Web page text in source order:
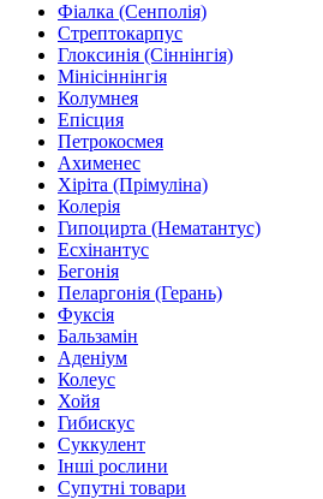
Фіалка (Сенполія)
Стрептокарпус
Глоксинія (Сіннінгія)
Мінісіннінгія
Колумнея
Епісция
Петрокосмея
Ахименес
Хіріта (Прімуліна)
Колерія
Гипоцирта (Нематантус)
Есхінантус
Бегонія
Пеларгонія (Герань)
Фуксія
Бальзамін
Аденіум
Колеус
Хойя
Гибискус
Суккулент
Інші рослини
Супутні товари